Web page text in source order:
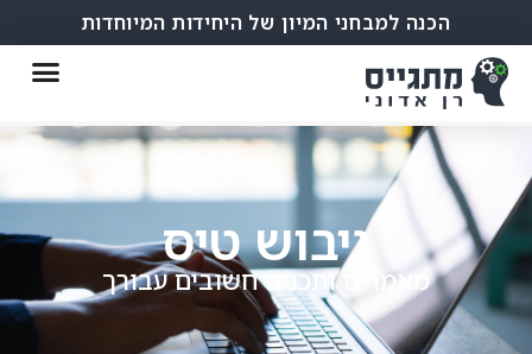
הכנה למבחני המיון של היחידות המיוחדות
גיבוש טיס
מאמרים ותכנים חשובים עבורך